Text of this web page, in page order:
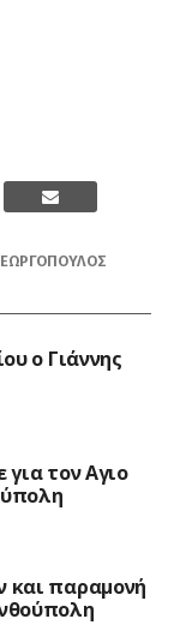
ο Γιάννης
τον Αγιο
και παραμονή